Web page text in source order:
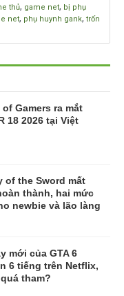
thủ, game net, bị phụ
net, phụ huynh gank, trốn
Gamers ra mắt
18 2026 tại Việt
of the Sword mất
thành, hai mức
newbie và lão làng
mới của GTA 6
6 tiếng trên Netflix,
tham?